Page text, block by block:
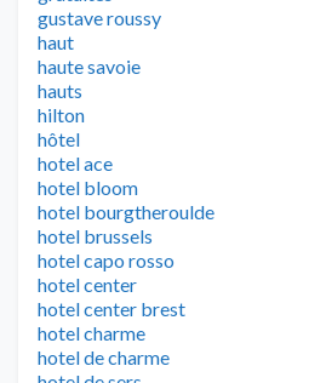
gustave roussy
haut
haute savoie
hauts
hilton
hôtel
hotel ace
hotel bloom
hotel bourgtheroulde
hotel brussels
hotel capo rosso
hotel center
hotel center brest
hotel charme
hotel de charme